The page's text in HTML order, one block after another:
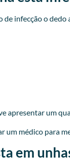
infecção o dedo
apresentar um
um médico para
em